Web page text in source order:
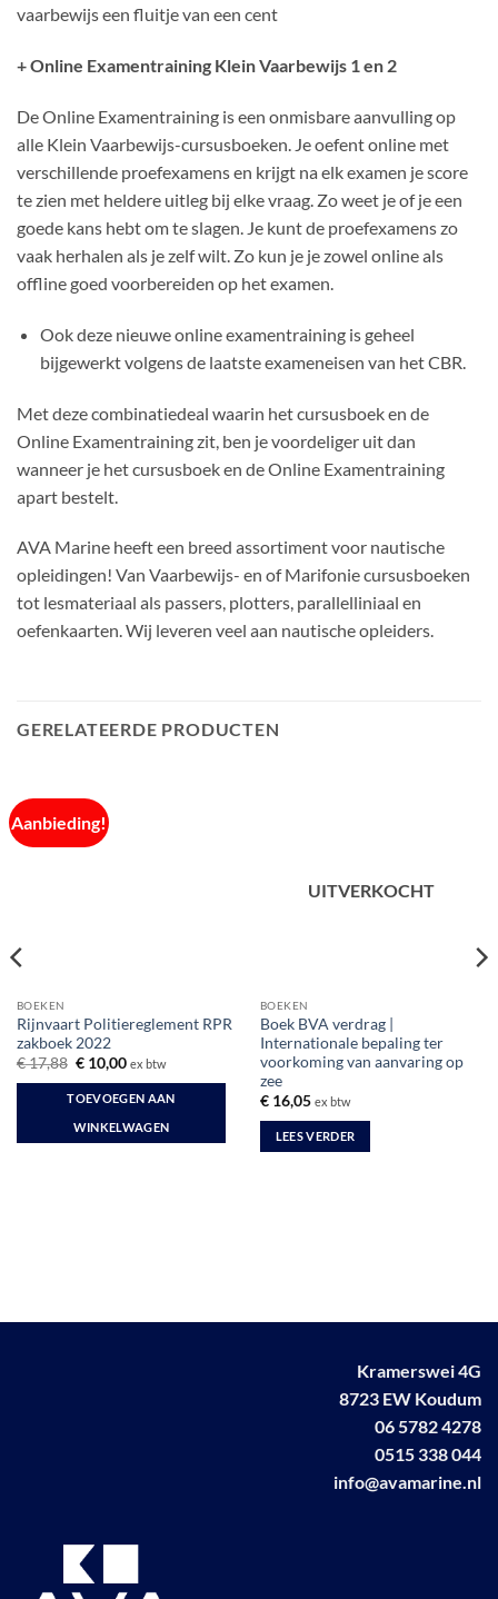
vaarbewijs een fluitje van een cent
+ Online Examentraining Klein Vaarbewijs 1 en 2
De Online Examentraining is een onmisbare aanvulling op
alle Klein Vaarbewijs-cursusboeken. Je oefent online met
verschillende proefexamens en krijgt na elk examen je score
te zien met heldere uitleg bij elke vraag. Zo weet je of je een
goede kans hebt om te slagen. Je kunt de proefexamens zo
vaak herhalen als je zelf wilt. Zo kun je je zowel online als
offline goed voorbereiden op het examen.
Ook deze nieuwe online examentraining is geheel
bijgewerkt volgens de laatste exameneisen van het CBR.
Met deze combinatiedeal waarin het cursusboek en de
Online Examentraining zit, ben je voordeliger uit dan
wanneer je het cursusboek en de Online Examentraining
apart bestelt.
AVA Marine heeft een breed assortiment voor nautische
opleidingen! Van Vaarbewijs- en of Marifonie cursusboeken
tot lesmateriaal als passers, plotters, parallelliniaal en
oefenkaarten. Wij leveren veel aan nautische opleiders.
GERELATEERDE PRODUCTEN
Aanbieding!
BOEKEN
Rijnvaart Politiereglement RPR
zakboek 2022
€17,88 Oorspronkelijke
was:
€ 17,88.
€10,00Huidige
is:
€ 10,00.
ex btw
TOEVOEGEN AAN
WINKELWAGEN
UITVERKOCHT
BOEKEN
Boek BVA verdrag |
Internationale bepaling ter
voorkoming van aanvaring op
zee
€16,05 ex btw
LEES VERDER
Kramerswei 4G
8723 EW Koudum
06 5782 4278
0515 338 044
info@avamarine.nl